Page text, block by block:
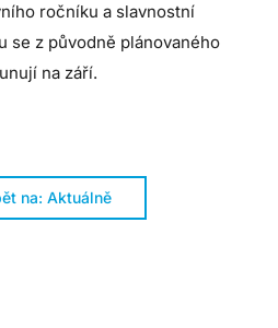
ročníku a slavnostní
se z původně plánovaného
na září.
na: Aktuálně